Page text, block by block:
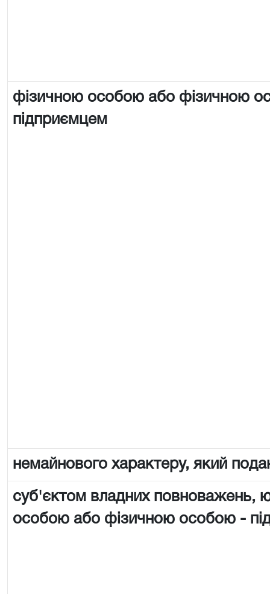
фізичною особою або фізичною
підприємцем
немайнового характеру, який
суб'єктом владних повноважень,
особою або фізичною особою -